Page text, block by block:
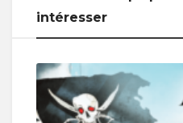
intéresser